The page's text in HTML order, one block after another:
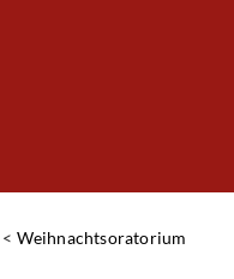
< Weihnachtsoratorium